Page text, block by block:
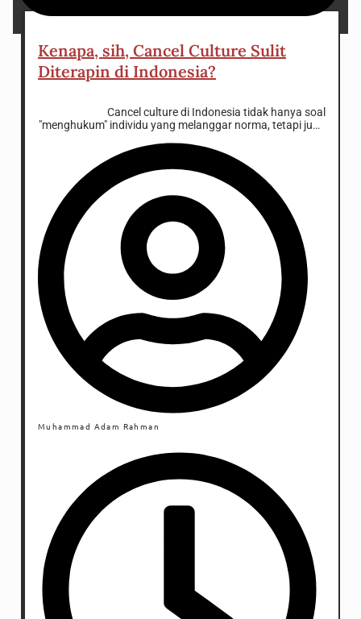
Kenapa, sih, Cancel Culture Sulit
Diterapin di Indonesia?
Cancel culture di Indonesia tidak hanya soal
"menghukum" individu yang melanggar norma, tetapi juga
yang sering kali berujung pada debat tanpa solusi.
Muhammad Adam Rahman